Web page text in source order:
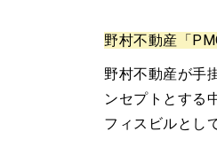
野村不動産「
野村不動産が手
ンセプトとする
フィスビルとし